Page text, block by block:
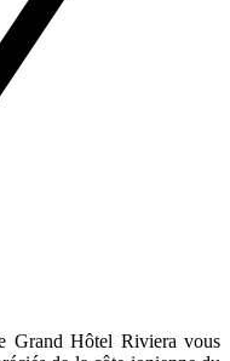
Grand Hôtel Riviera vous